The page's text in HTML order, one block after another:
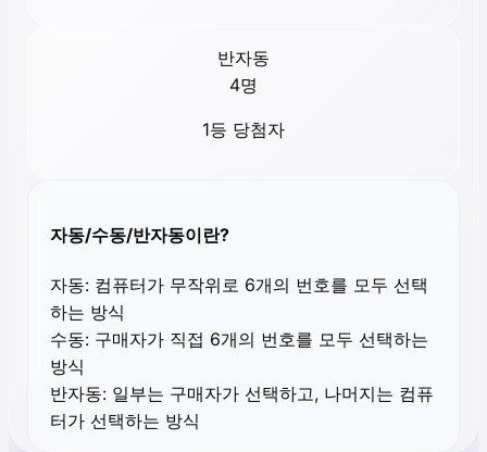
반자동
4명
1등 당첨자
자동/수동/반자동이란?
자동: 컴퓨터가 무작위로 6개의 번호를 모두 선택
하는 방식
수동: 구매자가 직접 6개의 번호를 모두 선택하는
방식
반자동: 일부는 구매자가 선택하고, 나머지는 컴퓨
터가 선택하는 방식